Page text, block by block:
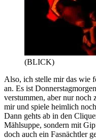
(BLICK)
Also, ich stelle mir das wie
an. Es ist
verstummen, aber nur
mir und spiele heimlich
Dann gehts ab in den
Mählsuppe, sondern mit
doch auch ein Fasnächtler